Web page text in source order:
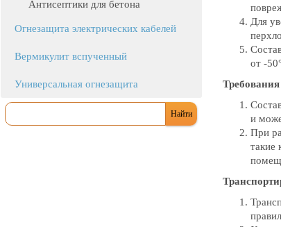
Антисептики для бетона
Огнезащита электрических кабелей
Вермикулит вспученный
Универсальная огнезащита
Для
от -
Требования
и
При
такие